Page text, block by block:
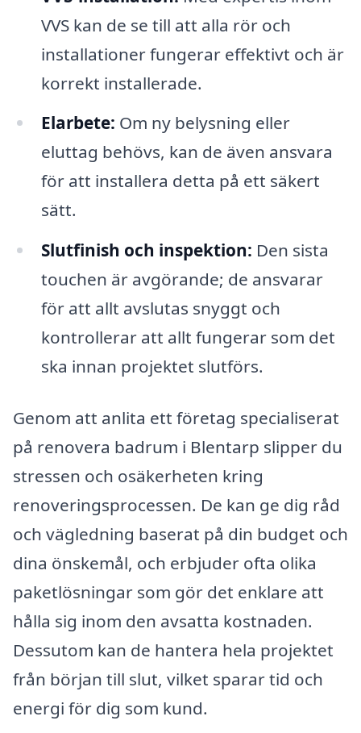
VVS kan de se till att alla rör och
installationer fungerar effektivt och är
korrekt installerade.
Elarbete: Om ny belysning eller
eluttag behövs, kan de även ansvara
för att installera detta på ett säkert
sätt.
Slutfinish och inspektion: Den sista
touchen är avgörande; de ansvarar
för att allt avslutas snyggt och
kontrollerar att allt fungerar som det
ska innan projektet slutförs.
Genom att anlita ett företag specialiserat
på renovera badrum i Blentarp slipper du
stressen och osäkerheten kring
renoveringsprocessen. De kan ge dig råd
och vägledning baserat på din budget och
dina önskemål, och erbjuder ofta olika
paketlösningar som gör det enklare att
hålla sig inom den avsatta kostnaden.
Dessutom kan de hantera hela projektet
från början till slut, vilket sparar tid och
energi för dig som kund.